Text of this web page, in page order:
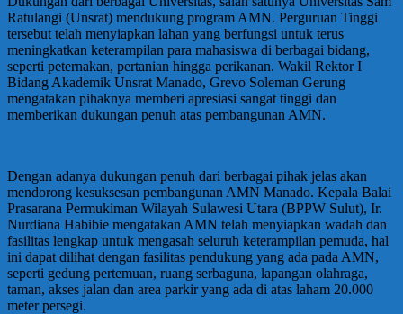
Ratulangi (Unsrat) mendukung program AMN. Perguruan Tinggi
tersebut telah menyiapkan lahan yang berfungsi untuk terus
meningkatkan keterampilan para mahasiswa di berbagai bidang,
seperti peternakan, pertanian hingga perikanan. Wakil Rektor I
Bidang Akademik Unsrat Manado, Grevo Soleman Gerung
mengatakan pihaknya memberi apresiasi sangat tinggi dan
memberikan dukungan penuh atas pembangunan AMN.
Dengan adanya dukungan penuh dari berbagai pihak jelas akan
mendorong kesuksesan pembangunan AMN Manado. Kepala Balai
Prasarana Permukiman Wilayah Sulawesi Utara (BPPW Sulut), Ir.
Nurdiana Habibie mengatakan AMN telah menyiapkan wadah dan
fasilitas lengkap untuk mengasah seluruh keterampilan pemuda, hal
ini dapat dilihat dengan fasilitas pendukung yang ada pada AMN,
seperti gedung pertemuan, ruang serbaguna, lapangan olahraga,
taman, akses jalan dan area parkir yang ada di atas laham 20.000
meter persegi.